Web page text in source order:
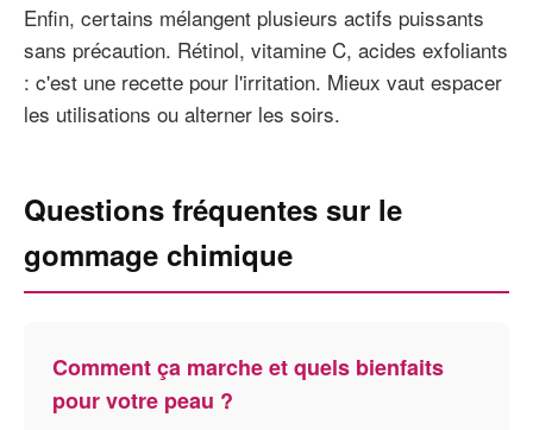
Enfin, certains mélangent plusieurs actifs puissants
sans précaution. Rétinol, vitamine C, acides exfoliants
: c'est une recette pour l'irritation. Mieux vaut espacer
les utilisations ou alterner les soirs.
Questions fréquentes sur le
gommage chimique
Comment ça marche et quels bienfaits
pour votre peau ?